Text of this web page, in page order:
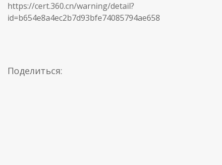
https://cert.360.cn/warning/detail?
id=b654e8a4ec2b7d93bfe74085794ae658
Поделиться: